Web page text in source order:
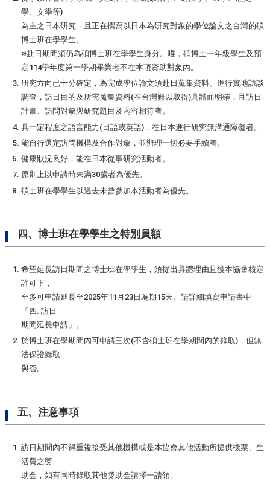
學、文學等)
為主之日本研究，且正在撰寫以日本為研究對象的學位論文之台灣的碩
博士班在學學生。
※赴日期間須仍為碩博士班在學學生身分。唯，碩博士一年級學生及預
定114學年度第一學期畢業者不在本項資助對象內。
研究方向已十分確定，為完成學位論文須赴日蒐集資料、進行實地訪談
調查，訪日目的及所需蒐集資料(在台灣難以取得)具體而明確，且訪日
計畫、訪問對象與研究題目及內容相符者。
具一定程度之語言能力(日語或英語)，在日本進行研究無溝通障礙者。
能自行選定訪問機構及合作對象，並辦理一切必要手續者。
健康狀況良好，能在日本從事研究活動者。
原則上以申請時未滿30歲者為優先。
碩士班在學學生以過去未曾參加本活動者為優先。
四、博士班在學學生之特別員額
希望延長訪日期間之博士班在學學生，須提出具體理由且獲本協會核定
許可下，
至多可申請延長至2025年11月23日為期15天。請詳細填寫申請書中
「四. 訪日
期間延長申請」。
於博士班在學期間內可申請三次(不含碩士班在學期間內的錄取)，但無
法保證錄取
與否。
五、注意事項
訪日期間內不得重複接受其他機構或是本協會其他活動所提供機票、生
活費之獎
助金，如有同時錄取其他獎助金請擇一請領。